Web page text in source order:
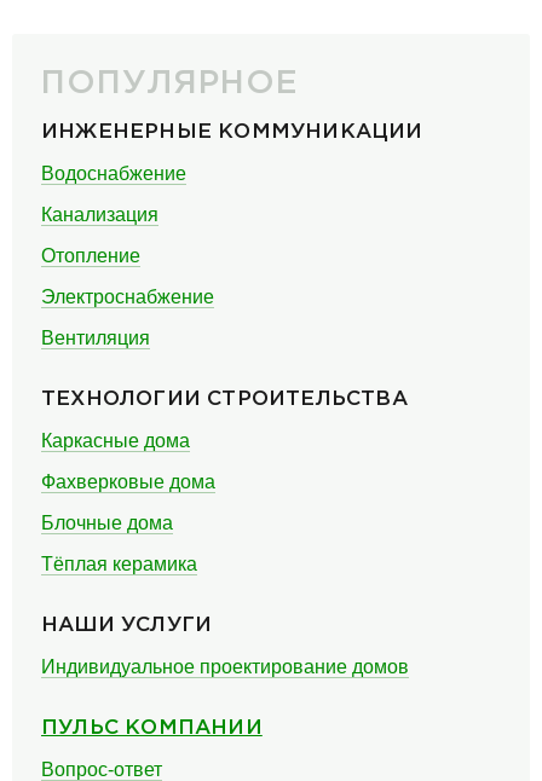
ПОПУЛЯРНОЕ
ИНЖЕНЕРНЫЕ КОММУНИКАЦИИ
Водоснабжение
Канализация
Отопление
Электроснабжение
Вентиляция
ТЕХНОЛОГИИ СТРОИТЕЛЬСТВА
Каркасные дома
Фахверковые дома
Блочные дома
Тёплая керамика
НАШИ УСЛУГИ
Индивидуальное проектирование домов
ПУЛЬС КОМПАНИИ
Вопрос-ответ